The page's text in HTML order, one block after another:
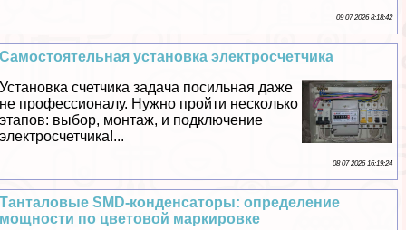
09 07 2026 8:18:42
Самостоятельная установка электросчетчика
Установка счетчика задача посильная даже
не профессионалу. Нужно пройти несколько
этапов: выбор, монтаж, и подключение
электросчетчика!...
08 07 2026 16:19:24
Танталовые SMD-конденсаторы: определение
мощности по цветовой маркировке